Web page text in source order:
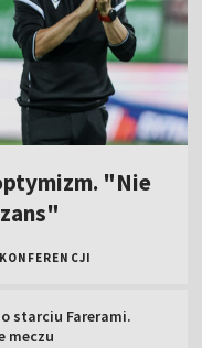
"Nie
starciu Farerami.
meczu